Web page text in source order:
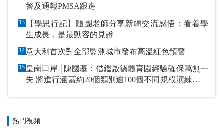
警及通報PMSA跟進
13
【學思行記】隨團老師分享新疆交流感悟：看着學
生成長，是最動容的見證
14意大利首次對全部監測城市發布高溫紅色預警
15 皇崗口岸│陳國基：借鑑啟德體育園經驗確保萬無一
失 將進行涵蓋約20個類別逾100個不同規模演練和測
熱門視頻